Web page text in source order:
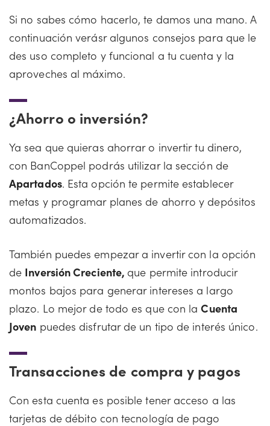
Si no sabes cómo hacerlo, te damos una mano. A
continuación verásr algunos consejos para que le
des uso completo y funcional a tu cuenta y la
aproveches al máximo.
¿Ahorro o inversión?
Ya sea que quieras ahorrar o invertir tu dinero,
con BanCoppel podrás utilizar la sección de
Apartados. Esta opción te permite establecer
metas y programar planes de ahorro y depósitos
automatizados.
También puedes empezar a invertir con la opción
de Inversión Creciente, que permite introducir
montos bajos para generar intereses a largo
plazo. Lo mejor de todo es que con laCuenta
Joven puedes disfrutar de un tipo de interés único.
Transacciones de compra y pagos
Con esta cuenta es posible tener acceso a las
tarjetas de débito con tecnología de pago